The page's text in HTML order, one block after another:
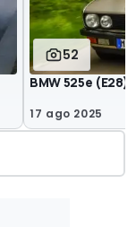
52
BMW 525e
17 ago 2025